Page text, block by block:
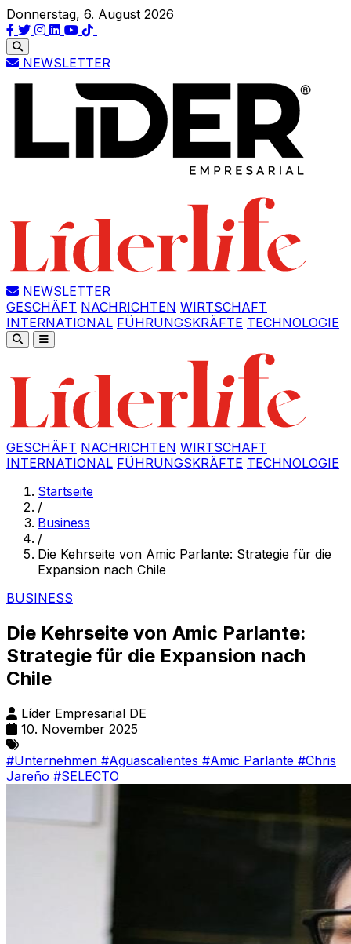
Donnerstag, 6. August 2026
NEWSLETTER
NEWSLETTER
GESCHÄFT NACHRICHTEN WIRTSCHAFT
INTERNATIONAL FÜHRUNGSKRÄFTE TECHNOLOGIE
GESCHÄFT NACHRICHTEN WIRTSCHAFT
INTERNATIONAL FÜHRUNGSKRÄFTE TECHNOLOGIE
Startseite
/
Business
/
Die Kehrseite von Amic Parlante: Strategie für die
Expansion nach Chile
BUSINESS
Die Kehrseite von Amic Parlante:
Strategie für die Expansion nach
Chile
Líder Empresarial DE
10. November 2025
#Unternehmen #Aguascalientes #Amic Parlante #Chris
Jareño #SELECTO